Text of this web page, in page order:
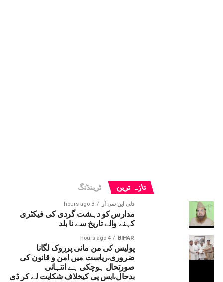
تازہ ترین ٹرینڈنگ
دلی این سی آر 3 hours ago
مدارس کو دہشت گردی کی فیکٹری
کہنے والے تاریخ سے نا بلد
BIHAR
4 hours ago
پولیس کی من مانی پرروک لگانا
ضروری،ریاست میں امن و قانون کی
صورتحال ہوچکی ہے انتہائی
بدحال،ایس پی کیخلاف شکایت لے کر ڈی